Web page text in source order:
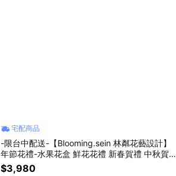
宅配商品
-限台中配送-【Blooming.sein 林粼花藝設計】
年節花禮-水果花盒 鮮花花禮 新春賀禮 中秋賀禮
節日禮物
$3,980